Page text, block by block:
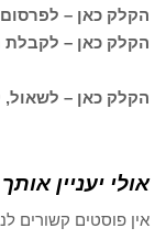
הקלק כאן –
הקלק כאן – לקבלת
הקלק כאן –
אולי יעניין
אין פוסטים קשורים